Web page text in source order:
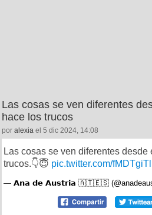
Las cosas se ven diferentes
hace los trucos
por alexia el 5 dic 2024, 14:08
Las cosas se ven diferentes
trucos.👇😇 pic.twitter.com/
— 𝗔𝗻𝗮 𝗱𝗲 𝗔𝘂𝘀𝘁𝗿𝗶𝗮 🇦🇹🇪🇸